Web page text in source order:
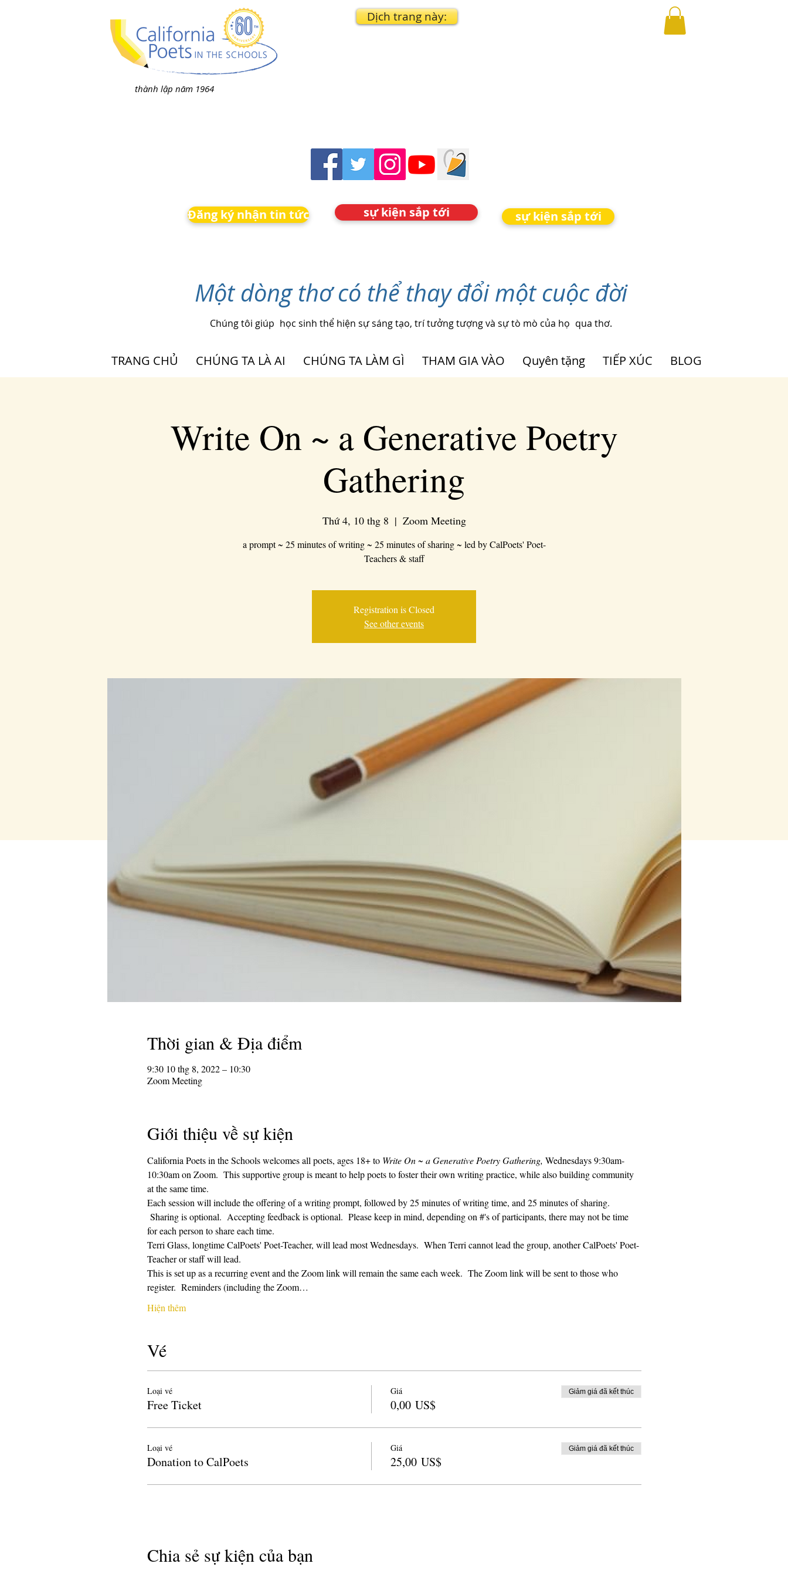
thành lập năm 1964
Dịch trang này:
Đăng ký nhận tin tức sự kiện sắp tới sự kiện sắp tới
Một dòng thơ có thể thay đổi một cuộc đời
Chúng tôi giúp học sinh thể hiện sự sáng tạo, trí tưởng tượng và sự tò mò của họ qua thơ.
TRANG CHỦ CHÚNG TA LÀ AI CHÚNG TA LÀM GÌ THAM GIA VÀO Quyên tặng TIẾP XÚC BLOG
Write On ~ a Generative Poetry
Gathering
Thứ 4, 10 thg 8
  |
Zoom Meeting
a prompt ~ 25 minutes of writing ~ 25 minutes of sharing ~ led by CalPoets' Poet-
Teachers & staff
Registration is Closed
See other events
Thời gian & Địa điểm
9:30 10 thg 8, 2022 – 10:30
Zoom Meeting
Giới thiệu về sự kiện
California Poets in the Schools welcomes all poets, ages 18+ to Write On ~ a Generative Poetry Gathering, Wednesdays 9:30am-
10:30am on Zoom.  This supportive group is meant to help poets to foster their own writing practice, while also building community
at the same time.
Each session will include the offering of a writing prompt, followed by 25 minutes of writing time, and 25 minutes of sharing.
Sharing is optional.  Accepting feedback is optional.  Please keep in mind, depending on #'s of participants, there may not be time
for each person to share each time.
Terri Glass, longtime CalPoets' Poet-Teacher, will lead most Wednesdays.  When Terri cannot lead the group, another CalPoets' Poet-
Teacher or staff will lead.
This is set up as a recurring event and the Zoom link will remain the same each week.  The Zoom link will be sent to those who
register.  Reminders (including the Zoom…
Hiện thêm
Vé
Loại vé
Free Ticket
Giá
0,00 US$
Giảm giá đã kết thúc
Loại vé
Donation to CalPoets
Giá
25,00 US$
Giảm giá đã kết thúc
Chia sẻ sự kiện của bạn